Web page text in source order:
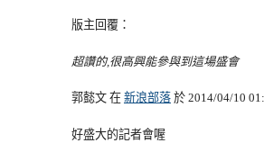
版主回覆：
超讚的,很高興能參與到這場盛會
郭懿文 在 新浪部落 於 2014/04/10
好盛大的記者會喔